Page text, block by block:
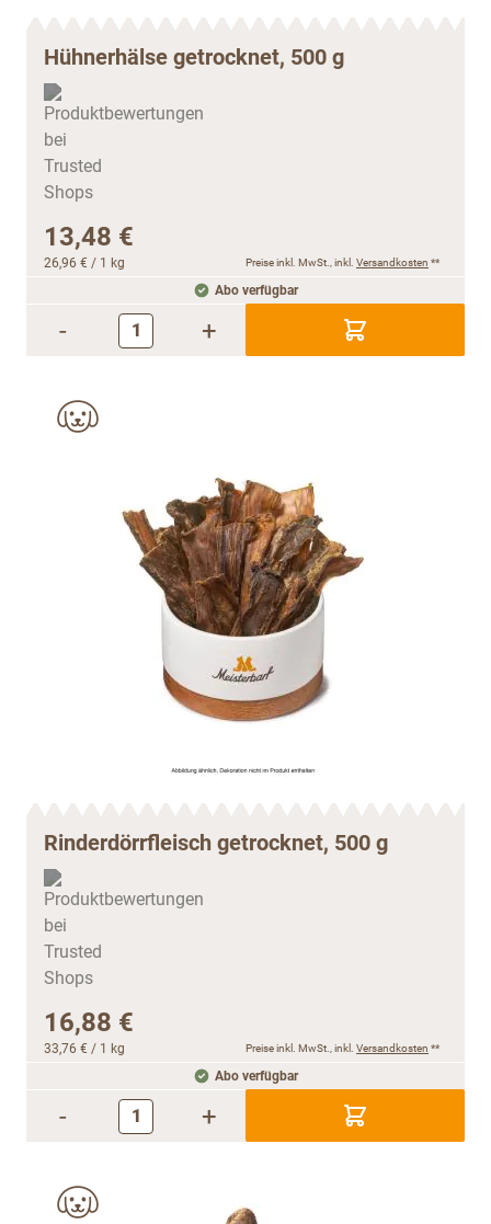
Hühnerhälse getrocknet, 500 g
13,48 €
26,96 € / 1 kg Preise inkl. MwSt., inkl. Versandkosten **
Abo verfügbar
- +
Rinderdörrfleisch getrocknet, 500 g
16,88 €
33,76 € / 1 kg Preise inkl. MwSt., inkl. Versandkosten **
Abo verfügbar
- +